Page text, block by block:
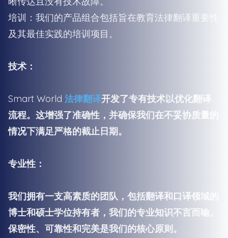
培训：我们的产品组合包括旨在教育法律翻译重要性
及其最佳实践的培训项目。
技术：
Smart World 法律翻译开发了专有技术以优化翻译
流程。这增强了准确性，并确保我们在不妥协质量的
情况下满足严格的截止日期。
专业性：
我们拥有一支高素质的团队，包括翻译和口译领域的
博士和硕士学位持有者，我们的专业知识不言而喻。
保密性、可靠性和完美是我们的核心原则。